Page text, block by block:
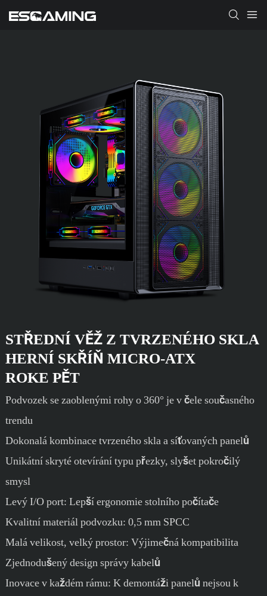
STŘEDNÍ VĚŽ Z TVRZENÉHO SKLA
HERNÍ SKŘÍŇ MICRO-ATX
ROKE PĚT
Podvozek se zaoblenými rohy o 360° je v čele současného
trendu
Dokonalá kombinace tvrzeného skla a síťovaných panelů
Unikátní skryté otevírání typu přezky, slyšet pokročilý
smysl
Levý I/O port: Lepší ergonomie stolního počítače
Kvalitní materiál podvozku: 0,5 mm SPCC
Malá velikost, velký prostor: Výjimečná kompatibilita
Zjednodušený design správy kabelů
Inovace v každém rámu: K demontáži panelů nejsou k